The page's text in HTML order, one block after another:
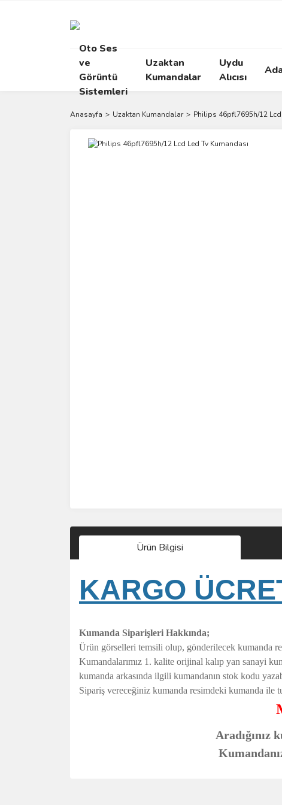
Oto Ses
ve
Görüntü
Sistemleri
Uzaktan
Kumandalar
Uydu
Alıcısı
Anasayfa Uzaktan Kumandalar Philips 46pfl7695h/12 Lcd
Ürün Bilgisi
KARGO
Kumanda Siparişleri Hakkında;
Ürün görselleri temsili olup, gönderilecek kumanda
Kumandalarımız 1. kalite orijinal kalıp yan sanayi
kumanda arkasında ilgili kumandanın stok kodu
Sipariş vereceğiniz kumanda resimdeki kumanda ile
Aradığınız